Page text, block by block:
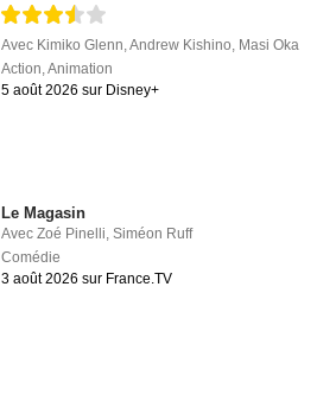
Avec Kimiko Glenn ,Andrew Kishino Masi Oka
Action ,Animation
5 août 2026 sur Disney+
Le Magasin
AvecZoé Pinelli,Siméon Ruff
Comédie
3 août 2026 sur France.TV